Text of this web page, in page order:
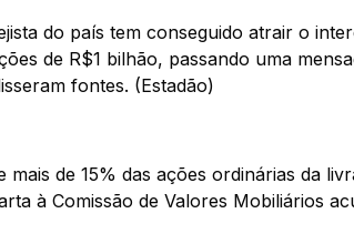
do país tem conseguido atrair o
de R$1 bilhão, passando uma
fontes. (Estadão)
de 15% das ações ordinárias da
à Comissão de Valores Mobiliários